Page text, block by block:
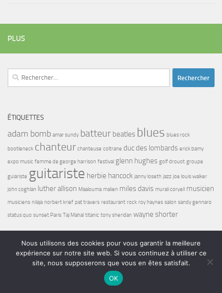
PLUS
Rechercher :
ÉTIQUETTES
adam bomb amar sundy batteur beatles blues blues rock
bootleneck chanteur chanteuse coltrane duc des lombards erick bamy
expo music femme de george harrison festival glenn hughes golf drouot groupe
guiariste guitariste herbie hancock janny loseth jazz joe louis walker
john coghlan luther allison Maalouma malien miles davis murali coryell musicien
musiciens nilaja norbert krief pat travers restaurant rock roy haynes salon sandy gennaro
status quo sunset Paris Taj Mahal titanic tony sheridan wayne shorter
Bel7 Infos © 2026. Tous droits réservés.
Nous utilisons des cookies pour vous garantir la meilleure
expérience sur notre site web. Si vous continuez à utiliser ce
site, nous supposerons que vous en êtes satisfait.
OK